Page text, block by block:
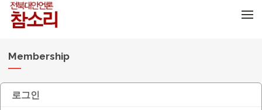
Membership
로그인